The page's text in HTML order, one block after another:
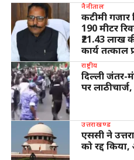
नैनीताल
कटीमी गजार
190 मीटर
₹21.43 लाख
कार्य तत्काल
राष्ट्रीय
दिल्ली जंतर-
पर
उत्तराखण्ड
एससी ने
को रद्द किया,